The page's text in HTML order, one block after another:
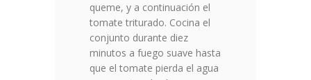
queme, y a continuación el
tomate triturado. Cocina el
conjunto durante diez
minutos a fuego suave hasta
que el tomate pierda el agua